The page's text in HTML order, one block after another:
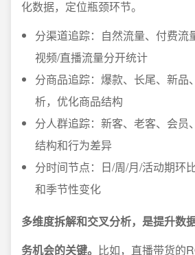
化数据，定位瓶颈环节。
分渠道追踪：自然流量、付费流
视频/直播流量分开统计
分商品追踪：爆款、长尾、新品
析，优化商品结构
分人群追踪：新客、老客、会
结构和行为差异
分时间节点：日/周/月/活动期环
和季节性变化
多维度拆解和交叉分析，是提升数
务机会的关键。 比如，直播带货的